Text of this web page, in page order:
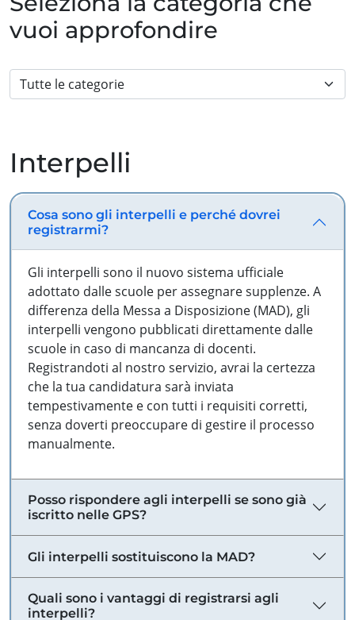
vuoi approfondire
Interpelli
Cosa sono gli interpelli e perché dovrei
registrarmi?
Gli interpelli sono il nuovo sistema ufficiale
adottato dalle scuole per assegnare supplenze. A
differenza della Messa a Disposizione (MAD), gli
interpelli vengono pubblicati direttamente dalle
scuole in caso di mancanza di docenti.
Registrandoti al nostro servizio, avrai la certezza
che la tua candidatura sarà inviata
tempestivamente e con tutti i requisiti corretti,
senza doverti preoccupare di gestire il processo
manualmente.
Posso rispondere agli interpelli se sono già
iscritto nelle GPS?
Gli interpelli sostituiscono la MAD?
Quali sono i vantaggi di registrarsi agli
interpelli?